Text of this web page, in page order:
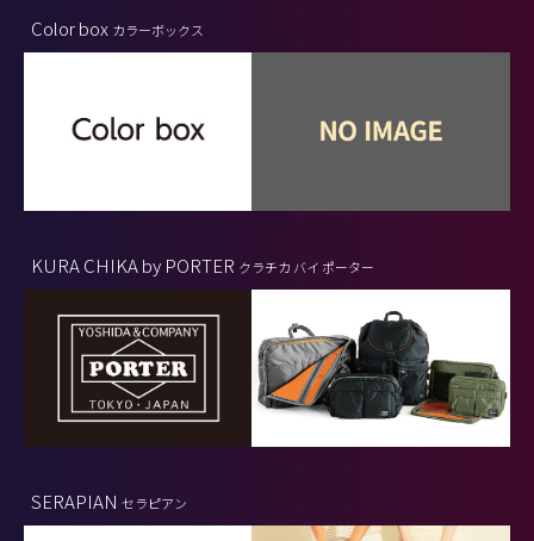
Color box カラーボックス
KURA CHIKA by PORTER クラチカ バイ ポーター
SERAPIAN セラピアン